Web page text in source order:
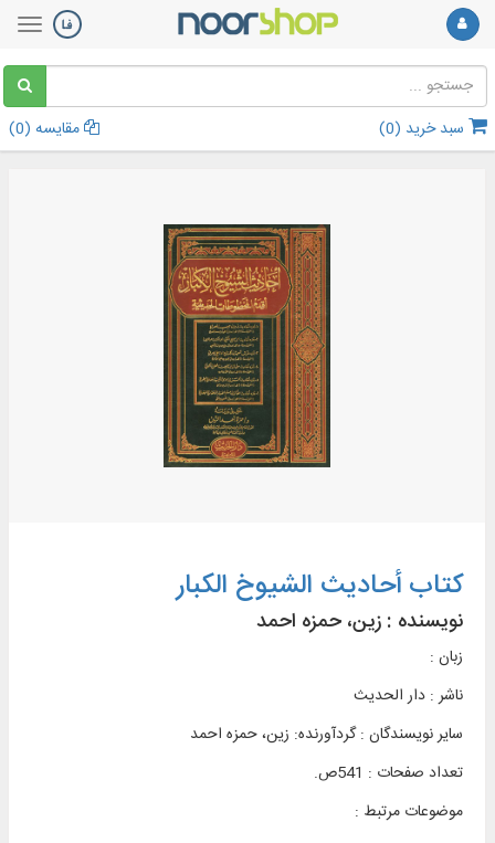
سبد خرید (0
) مقایسه (0
)
کتاب أحاديث الشيوخ الكبار
نویسنده : زین‌، حمزه‌ احمد
زبان :
ناشر : دار الحدیث
سایر نویسندگان : گردآورنده: زین‌، حمزه‌ احمد
تعداد صفحات : 541ص.
موضوعات مرتبط :